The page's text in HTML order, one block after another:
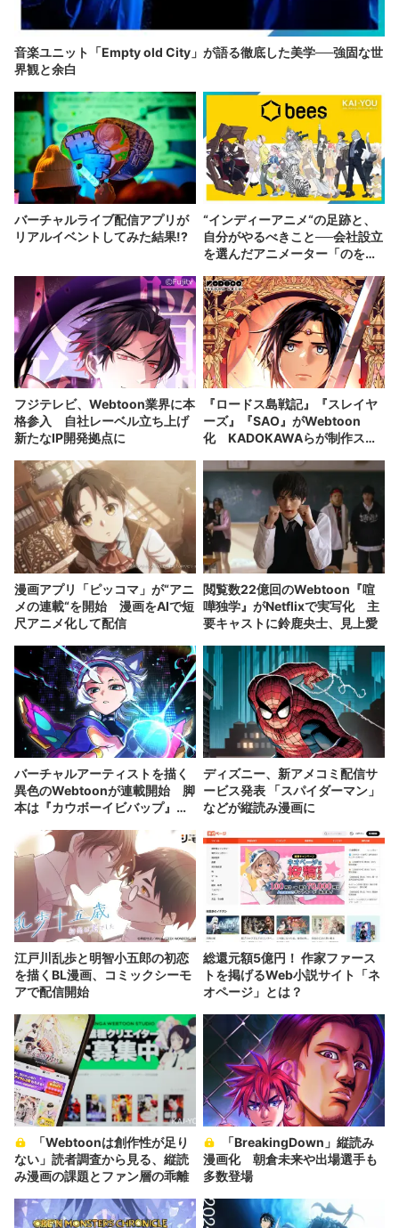
音楽ユニット「Empty old City」が語る徹底した美学──強固な世
界観と余白
バーチャルライブ配信アプリが
リアルイベントしてみた結果!?
“インディーアニメ“の足跡と、
自分がやるべきこと──会社設立
を選んだアニメーター「のを
フジテレビ、Webtoon業界に本
格参入 自社レーベル立ち上げ
新たなIP開発拠点に
『ロードス島戦記』『スレイヤ
ーズ』『SAO』がWebtoon
化 KADOKAWAらが制作スタ
漫画アプリ「ピッコマ」が“アニ
メの連載“を開始 漫画をAIで短
尺アニメ化して配信
閲覧数22億回のWebtoon『喧
嘩独学』がNetflixで実写化 主
要キャストに鈴鹿央士、見上愛
バーチャルアーティストを描く
異色のWebtoonが連載開始 脚
本は『カウボーイビバップ』の
ディズニー、新アメコミ配信サ
ービス発表 「スパイダーマン」
などが縦読み漫画に
江戸川乱歩と明智小五郎の初恋
を描くBL漫画、コミックシーモ
アで配信開始
総還元額5億円！ 作家ファース
トを掲げるWeb小説サイト「ネ
オページ」とは？
ない」読者調査から見る、縦読
み漫画の課題とファン層の乖離
漫画化 朝倉未来や出場選手も
多数登場